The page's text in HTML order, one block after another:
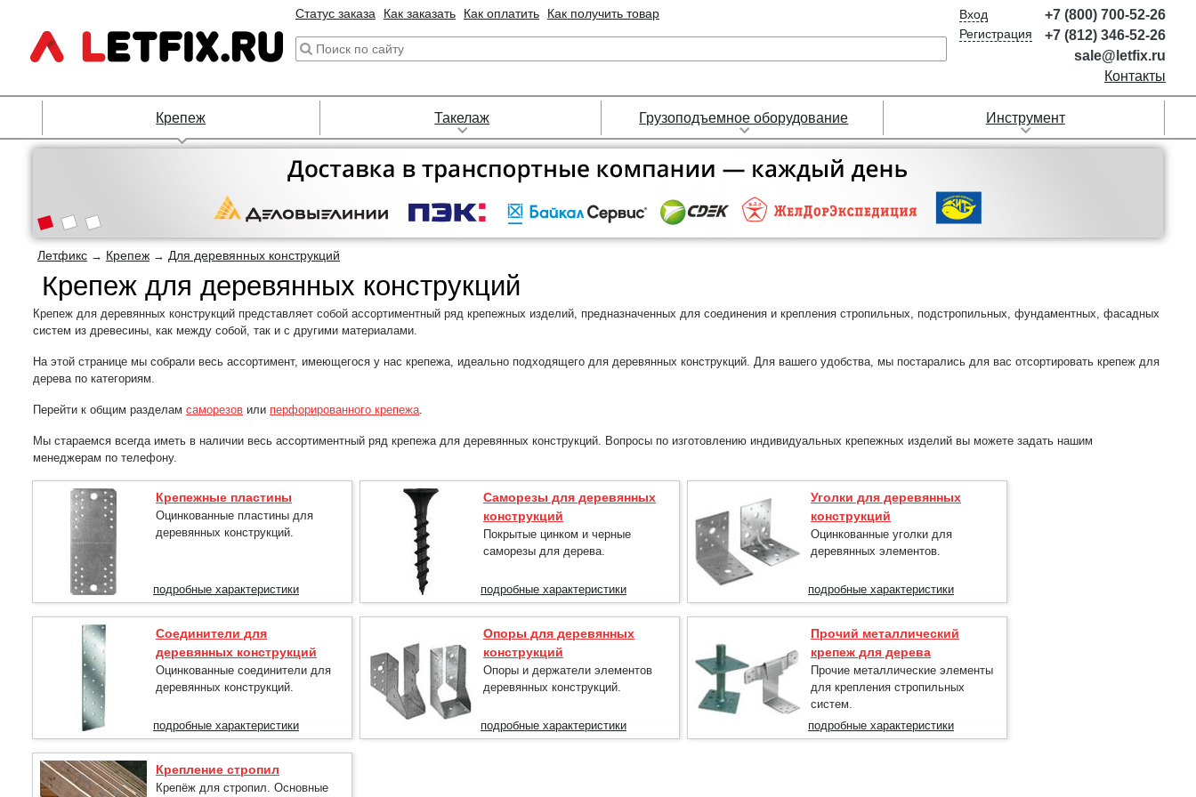
Статус заказа Как заказать Как оплатить Как получить товар
Вход
Регистрация
+7 (800) 700-52-26
+7 (812) 346-52-26
sale@letfix.ru
Контакты
Крепеж Такелаж Грузоподъемное оборудование Инструмент
Летфикс → Крепеж → Для деревянных конструкций
Крепеж для деревянных конструкций
Крепеж для деревянных конструкций представляет собой ассортиментный ряд крепежных изделий, предназначенных для соединения и крепления стропильных, подстропильных, фундаментных, фасадных
систем из древесины, как между собой, так и с другими материалами.
На этой странице мы собрали весь ассортимент, имеющегося у нас крепежа, идеально подходящего для деревянных конструкций. Для вашего удобства, мы постарались для вас отсортировать крепеж для
дерева по категориям.
Перейти к общим разделам саморезов или перфорированного крепежа.
Мы стараемся всегда иметь в наличии весь ассортиментный ряд крепежа для деревянных конструкций. Вопросы по изготовлению индивидуальных крепежных изделий вы можете задать нашим
менеджерам по телефону.
Крепежные пластины
Оцинкованные пластины для
деревянных конструкций.
подробные характеристики
Саморезы для деревянных
конструкций
Покрытые цинком и черные
саморезы для дерева.
подробные характеристики
Уголки для деревянных
конструкций
Оцинкованные уголки для
деревянных элементов.
подробные характеристики
Соединители для
деревянных конструкций
Оцинкованные соединители для
деревянных конструкций.
подробные характеристики
Опоры для деревянных
конструкций
Опоры и держатели элементов
деревянных конструкций.
подробные характеристики
Прочий металлический
крепеж для дерева
Прочие металлические элементы
для крепления стропильных
систем.
подробные характеристики
Крепление стропил
Крепёж для стропил. Основные